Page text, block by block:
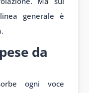
generale è
da
ogni voce